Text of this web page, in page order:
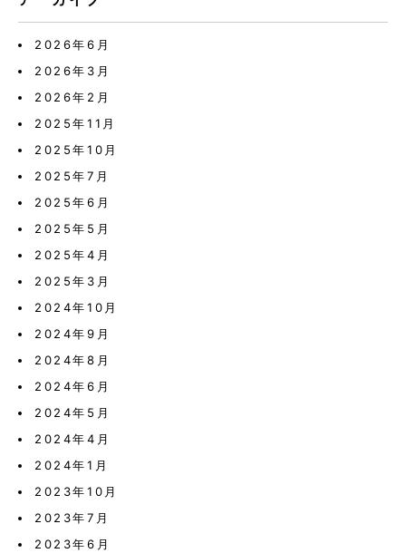
2026年6月
2026年3月
2026年2月
2025年11月
2025年10月
2025年7月
2025年6月
2025年5月
2025年4月
2025年3月
2024年10月
2024年9月
2024年8月
2024年6月
2024年5月
2024年4月
2024年1月
2023年10月
2023年7月
2023年6月